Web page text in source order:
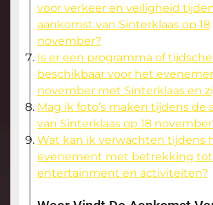
voor verkeer en veiligheid
aankomst van Sinterklaas op 18
november?
Is er een programma of
beschikbaar voor het
november met Sinterklaas en
Mag ik foto’s maken tijdens de
van Sinterklaas op 18
Wat kan ik verwachten tijdens
evenement met betrekking tot
entertainment en activiteiten?